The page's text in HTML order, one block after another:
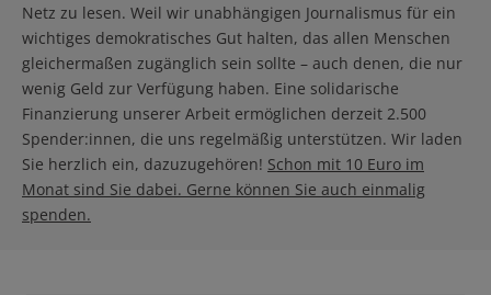
Netz zu lesen. Weil wir unabhängigen Journalismus für ein
wichtiges demokratisches Gut halten, das allen Menschen
gleichermaßen zugänglich sein sollte – auch denen, die nur
wenig Geld zur Verfügung haben. Eine solidarische
Finanzierung unserer Arbeit ermöglichen derzeit 2.500
Spender:innen, die uns regelmäßig unterstützen. Wir laden
Sie herzlich ein, dazuzugehören! Schon mit 10 Euro im
Monat sind Sie dabei. Gerne können Sie auch einmalig
spenden.